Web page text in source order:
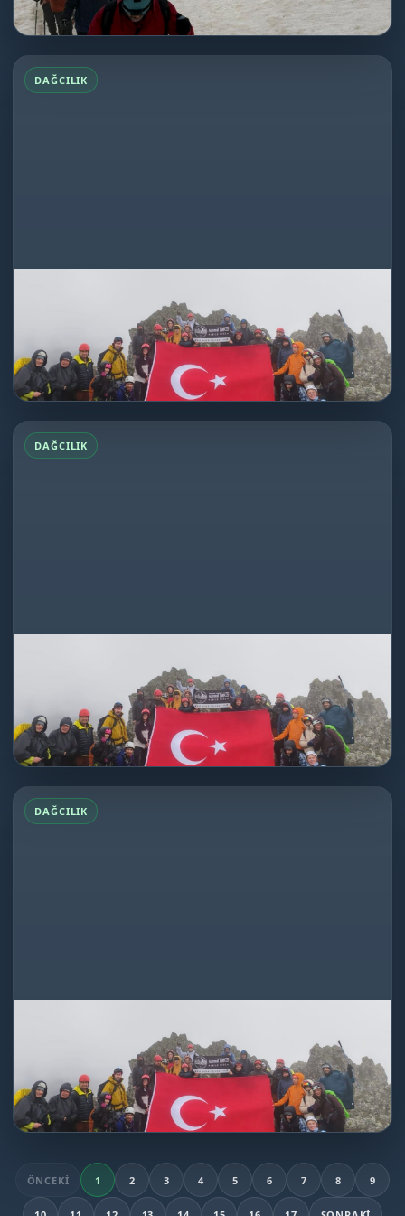
DEVAMINI OKU Emler Dağı Tırmanışı
DAĞCILIK
Harika bir etkinlikti. Profesyonel organizasyon ve...
DEVAMINI OKU Köroğlu Dağı Tırmanışı
DAĞCILIK
Birbirinden değerli hocalarla her...
DEVAMINI OKU Köroğlu Dağı Tırmanışı
DAĞCILIK
İlk deneyim için adeta zor bir sınavdı.Dağın...
DEVAMINI OKU Köroğlu Dağı Tırmanışı
ÖNCEKI 1 2 3 4 5 6 7 8 9